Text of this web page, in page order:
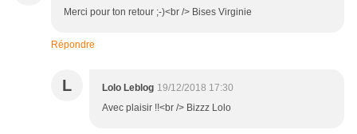
Merci pour ton retour ;-)<br /> Bises Virginie
Répondre
L Lolo Leblog 19/12/2018 17:30
Avec plaisir !!<br /> Bizzz Lolo